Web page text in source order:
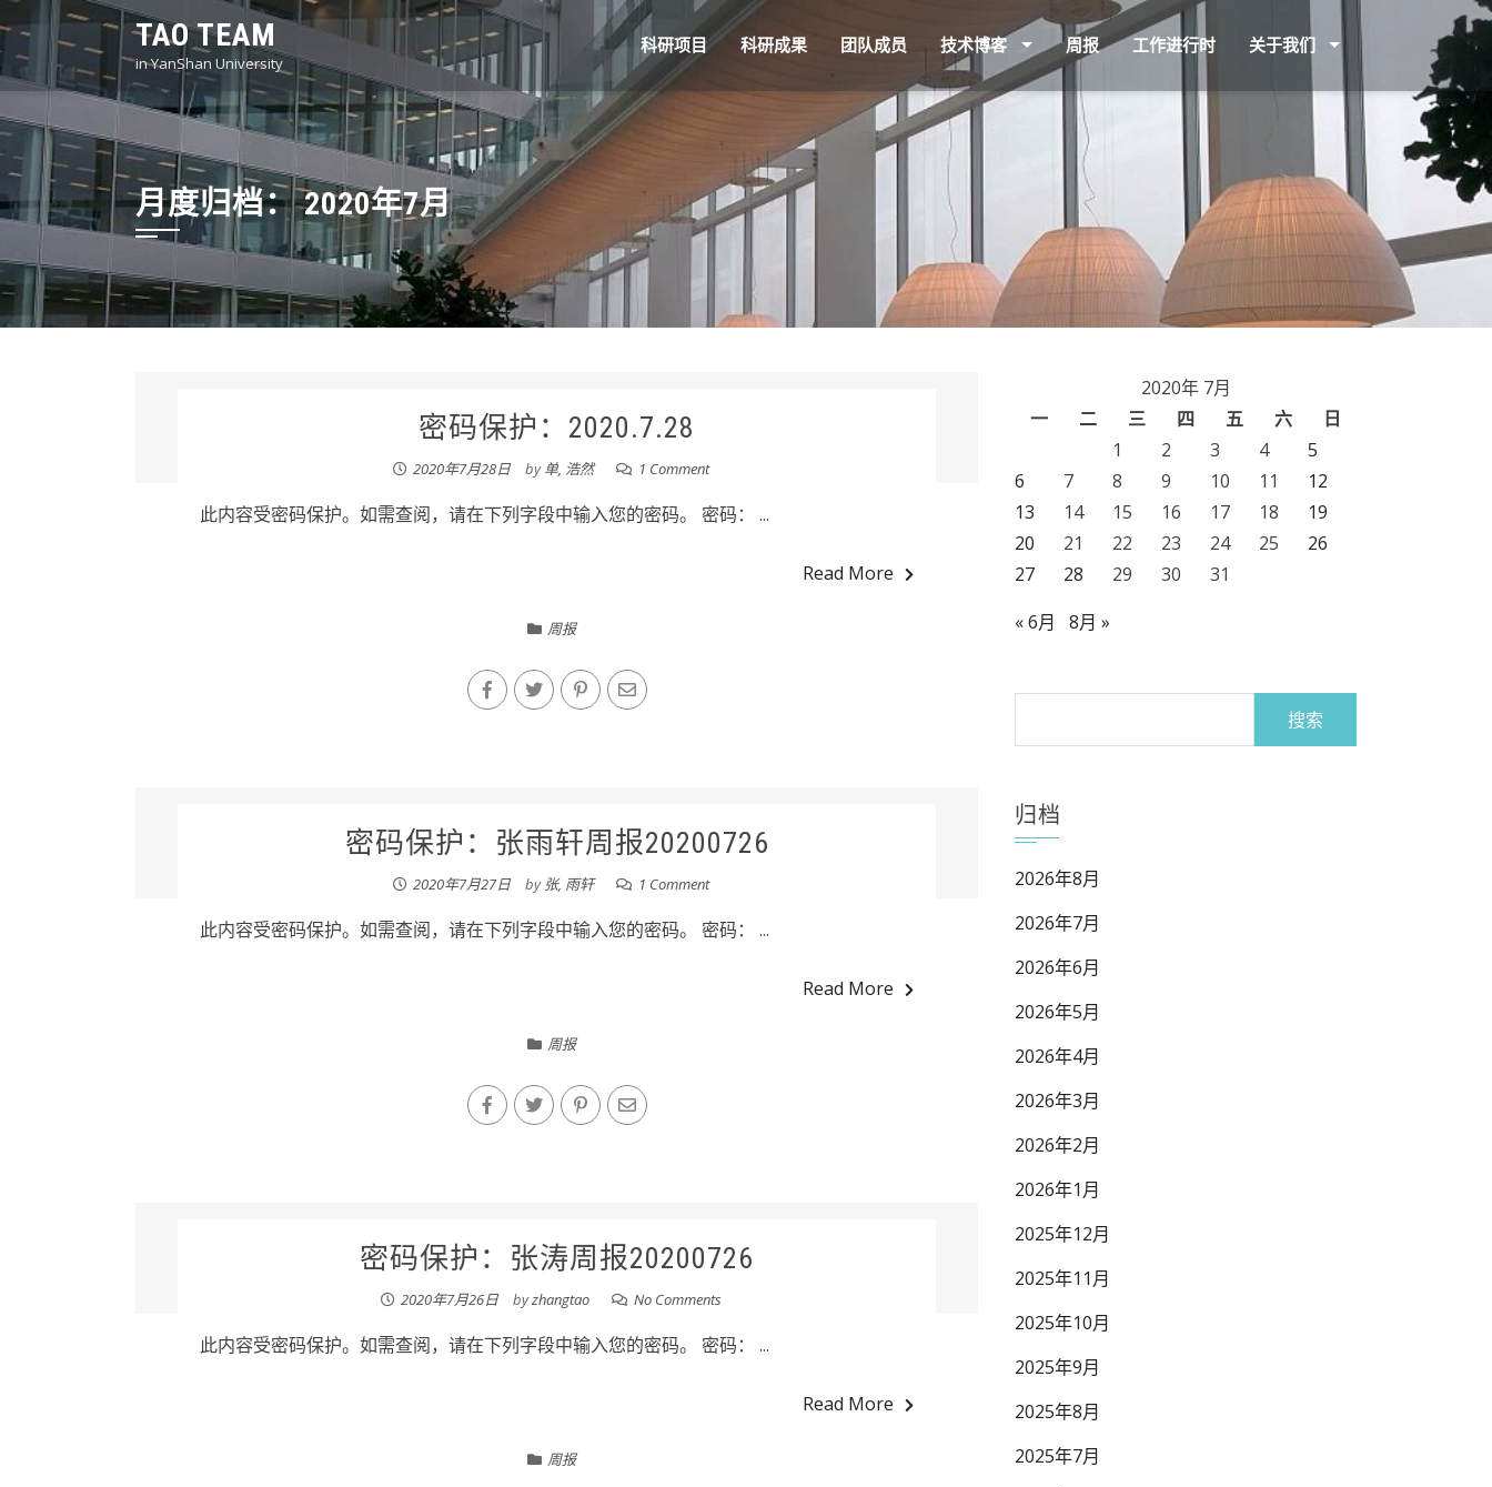
to
content
TAO TEAM
in YanShan University
科研项目 科研成果 团队成员 技术博客 周报 工作进行时 关于我们
月度归档：2020年7月
密码保护：2020.7.28
2020年7月28日 by单, 浩然 1 Comment
此内容受密码保护。如需查阅，请在下列字段中输入您的密码。 密码： ...
Read More
周报
密码保护：张雨轩周报20200726
2020年7月27日 by 张, 雨轩 1 Comment
此内容受密码保护。如需查阅，请在下列字段中输入您的密码。 密码： ...
Read More
周报
密码保护：张涛周报20200726
2020年7月26日 byzhangtao No Comments
此内容受密码保护。如需查阅，请在下列字段中输入您的密码。 密码： ...
Read More
周报
2020年 7月
一
二 三 四 五 六
日
1
2 3 4
5
6
7 8 9 10 11
12
13
14 15 16 17 18
19
20
21 22 23 24 25
26
27
28 29 30
31
« 6月
8月 »
归档
2026年8月
2026年7月
2026年6月
2026年5月
2026年4月
2026年3月
2026年2月
2026年1月
2025年12月
2025年11月
2025年10月
2025年9月
2025年8月
2025年7月